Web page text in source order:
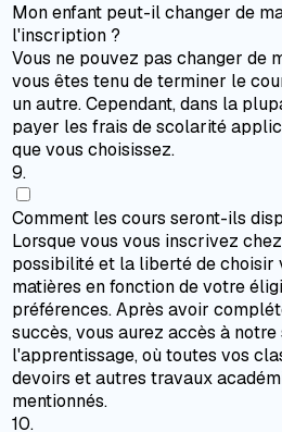
Mon enfant peut-il changer de
l'inscription ?
Vous ne pouvez pas changer de
vous êtes tenu de terminer le
un autre. Cependant, dans la
payer les frais de scolarité
que vous choisissez.
9.
Comment les cours seront-ils
Lorsque vous vous inscrivez
possibilité et la liberté de choisir
matières en fonction de votre
préférences. Après avoir
succès, vous aurez accès à
l'apprentissage, où toutes vos
devoirs et autres travaux
mentionnés.
10.